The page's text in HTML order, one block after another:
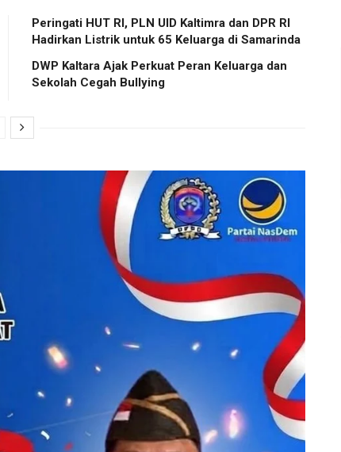
Peringati HUT RI, PLN UID Kaltimra dan DPR RI
Hadirkan Listrik untuk 65 Keluarga di Samarinda
DWP Kaltara Ajak Perkuat Peran Keluarga dan
Sekolah Cegah Bullying